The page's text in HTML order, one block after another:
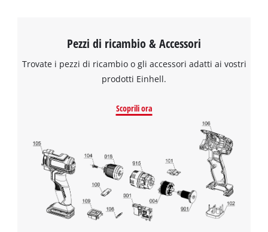
Pezzi di ricambio & Accessori
Trovate i pezzi di ricambio o gli accessori adatti ai vostri
prodotti Einhell.
Scoprili ora